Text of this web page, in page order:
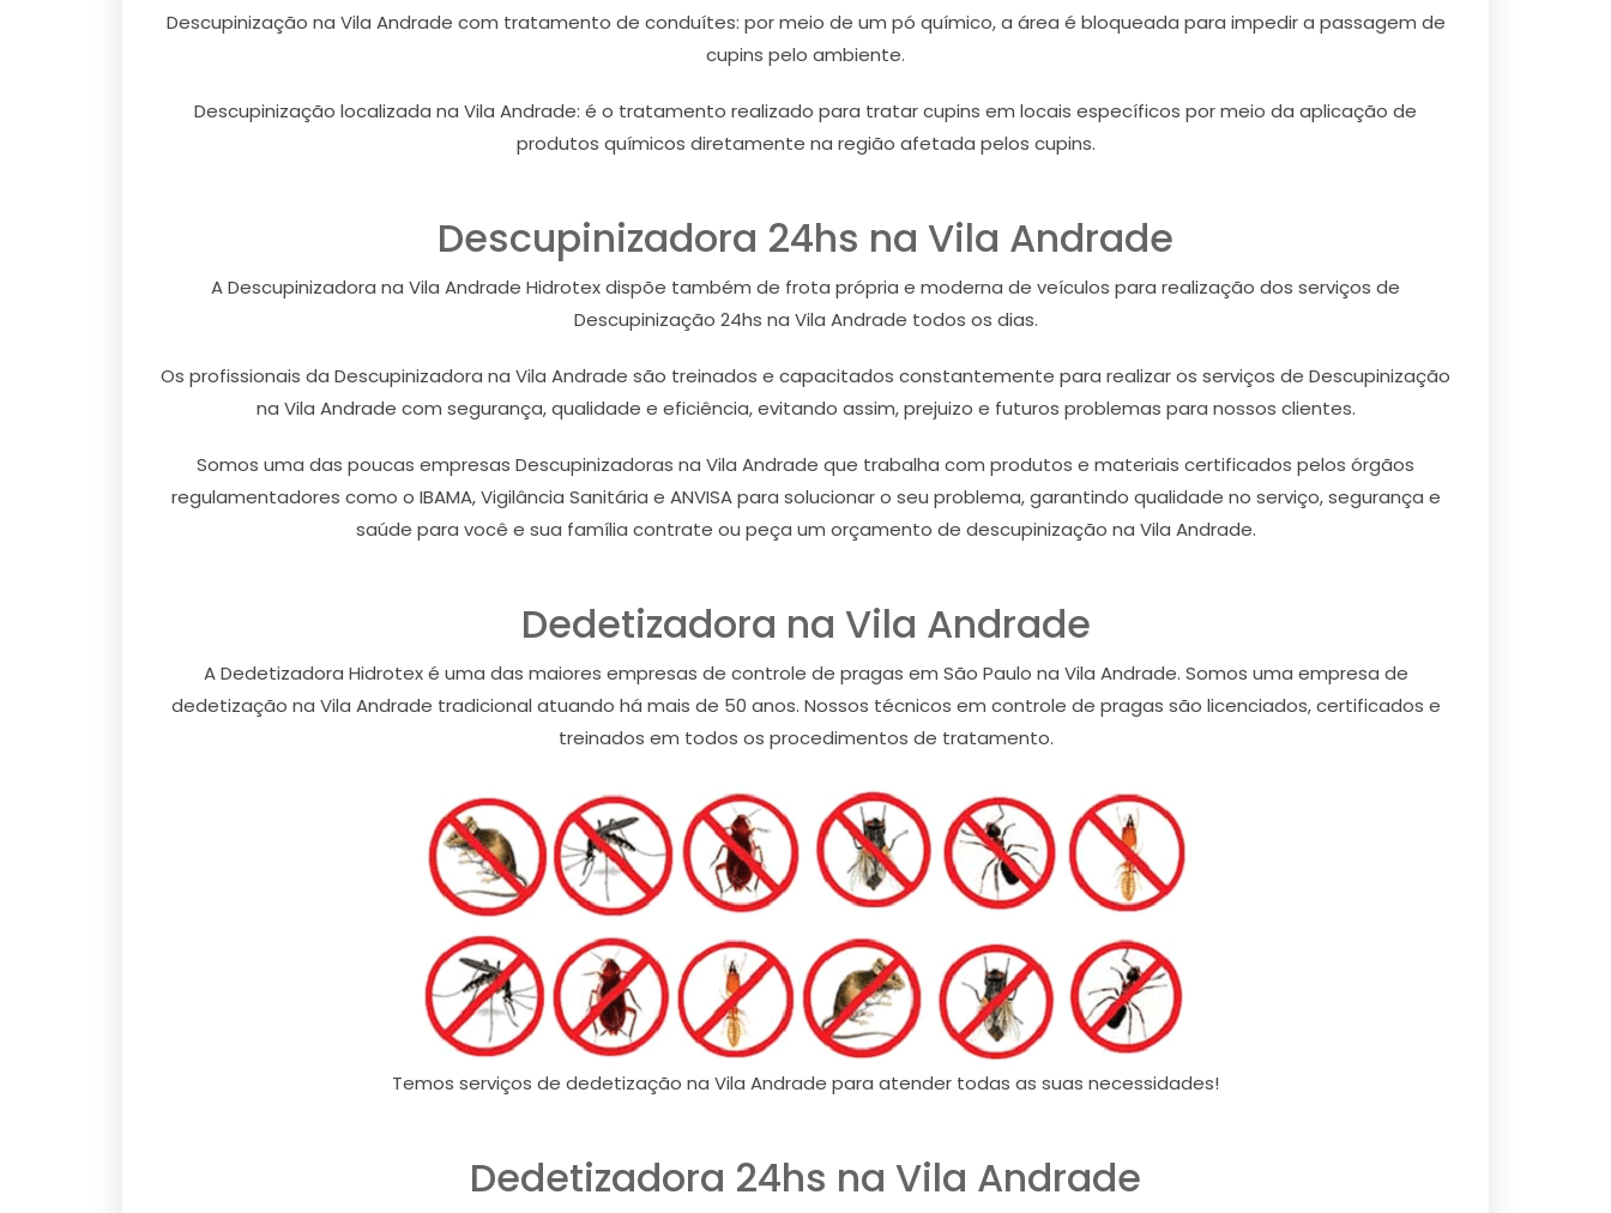
Descupinização na Vila Andrade com tratamento de conduítes: por meio de um pó químico, a área é bloqueada para impedir a passagem de
cupins pelo ambiente.
Descupinização localizada na Vila Andrade: é o tratamento realizado para tratar cupins em locais específicos por meio da aplicação de
produtos químicos diretamente na região afetada pelos cupins.
Descupinizadora 24hs na Vila Andrade
A Descupinizadora na Vila Andrade Hidrotex dispõe também de frota própria e moderna de veículos para realização dos serviços de
Descupinização 24hs na Vila Andrade todos os dias.
Os profissionais da Descupinizadora na Vila Andrade são treinados e capacitados constantemente para realizar os serviços de Descupinização
na Vila Andrade com segurança, qualidade e eficiência, evitando assim, prejuizo e futuros problemas para nossos clientes.
Somos uma das poucas empresas Descupinizadoras na Vila Andrade que trabalha com produtos e materiais certificados pelos órgãos
regulamentadores como o IBAMA, Vigilância Sanitária e ANVISA para solucionar o seu problema, garantindo qualidade no serviço, segurança e
saúde para você e sua família contrate ou peça um orçamento de descupinização na Vila Andrade.
Dedetizadora na Vila Andrade
A Dedetizadora Hidrotex é uma das maiores empresas de controle de pragas em São Paulo na Vila Andrade. Somos uma empresa de
dedetização na Vila Andrade tradicional atuando há mais de 50 anos. Nossos técnicos em controle de pragas são licenciados, certificados e
treinados em todos os procedimentos de tratamento.
Temos serviços de dedetização na Vila Andrade para atender todas as suas necessidades!
Dedetizadora 24hs na Vila Andrade